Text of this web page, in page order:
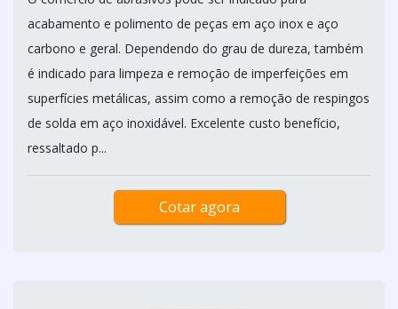
acabamento e polimento de peças em aço inox e aço
carbono e geral. Dependendo do grau de dureza, também
é indicado para limpeza e remoção de imperfeições em
superfícies metálicas, assim como a remoção de respingos
de solda em aço inoxidável. Excelente custo benefício,
ressaltado p...
Cotar agora